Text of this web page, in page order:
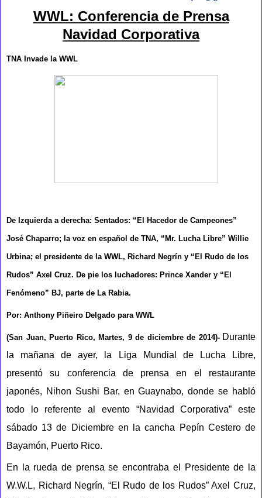
WWL: Conferencia de Prensa
Navidad Corporativa
TNA Invade la WWL
De Izquierda a derecha: Sentados: “El Hacedor de Campeones”
José Chaparro; la voz en español de TNA, “Mr. Lucha Libre” Willie
Urbina; el presidente de la WWL, Richard Negrín y “El Rudo de los
Rudos” Axel Cruz. De pie los luchadores: Prince Xander y “El
Fenómeno” BJ, parte de La Rabia.
Por: Anthony Piñeiro Delgado para WWL
(San Juan, Puerto Rico, Martes, 9 de diciembre de 2014)- Durante
la mañana de ayer, la Liga Mundial de Lucha Libre,
presentó su conferencia de prensa en el restaurante
japonés, Nihon Sushi Bar, en Guaynabo, donde se habló
todo lo referente al evento “Navidad Corporativa” este
sábado 13 de Diciembre en la cancha Pepín Cestero de
Bayamón, Puerto Rico.
En la rueda de prensa se encontraba el Presidente de la
W.W.L, Richard Negrín, “El Rudo de los Rudos” Axel Cruz,